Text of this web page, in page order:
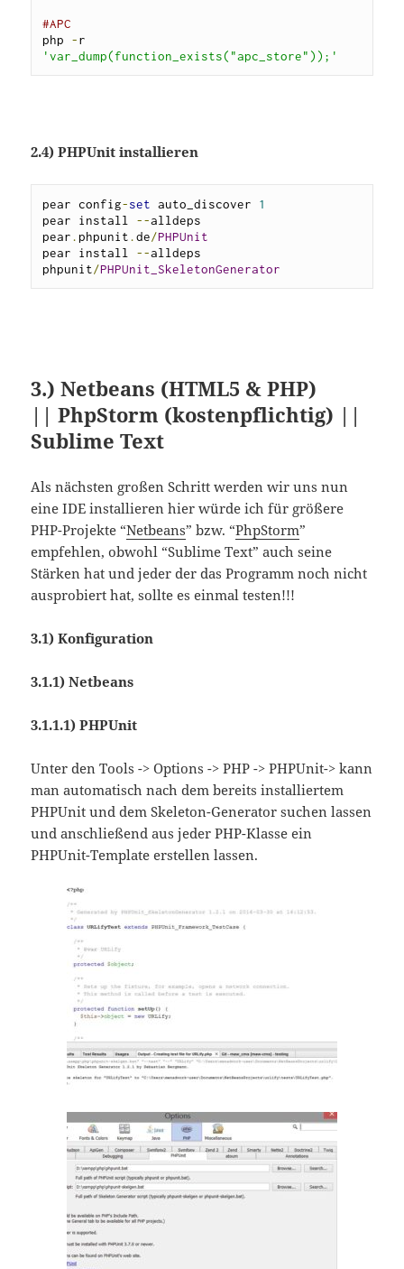
#APC
php -
'var_dump(function_exists("apc_store"));'
2.4) PHPUnit installieren
pear config-set auto_discover 1
pear install --alldeps
pear .phpunit .de/PHPUnit
pear install --alldeps
phpunit/PHPUnit_SkeletonGenerator
3.) Netbeans (HTML5 & PHP)
|| PhpStorm (kostenpflichtig) ||
Sublime Text
Als nächsten großen Schritt werden wir uns nun
eine IDE installieren hier würde ich für größere
PHP-Projekte “Netbeans” bzw. “PhpStorm”
empfehlen, obwohl “Sublime Text” auch seine
Stärken hat und jeder der das Programm noch nicht
ausprobiert hat, sollte es einmal testen!!!
3.1) Konfiguration
3.1.1) Netbeans
3.1.1.1) PHPUnit
Unter den Tools -> Options -> PHP -> PHPUnit-> kann
man automatisch nach dem bereits installiertem
PHPUnit und dem Skeleton-Generator suchen lassen
und anschließend aus jeder PHP-Klasse ein
PHPUnit-Template erstellen lassen.